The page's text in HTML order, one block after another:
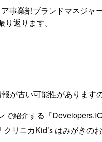
事業部ブランドマネジ
返ります。
が古い可能性があります
紹介する「
リニカKid’s はみがきの